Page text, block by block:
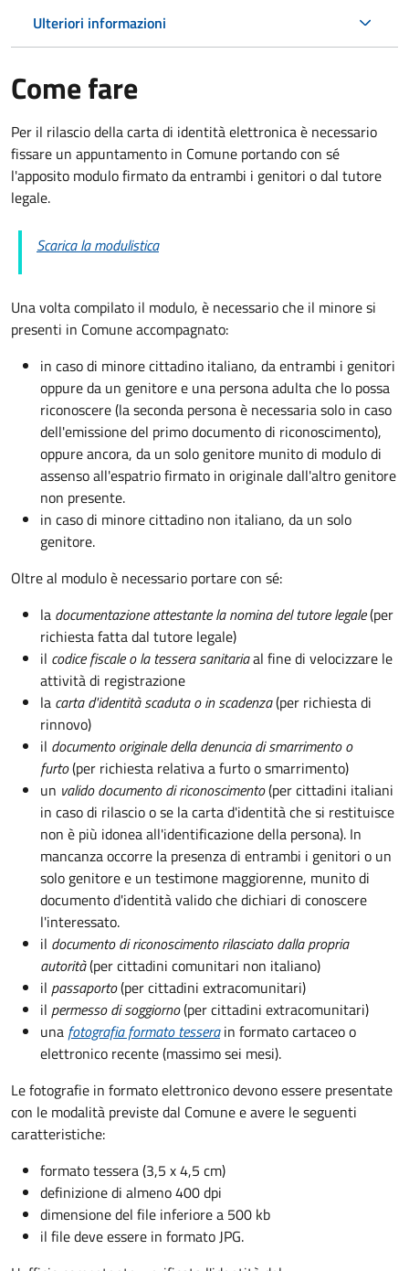
Ulteriori informazioni
Come fare
Per il rilascio della carta di identità elettronica è necessario
fissare un appuntamento in Comune portando con sé
l'apposito modulo firmato da entrambi i genitori o dal tutore
legale.
Scarica la modulistica
Una volta compilato il modulo, è necessario che il minore si
presenti in Comune accompagnato:
in caso di minore cittadino italiano, da entrambi i genitori
oppure da un genitore e una persona adulta che lo possa
riconoscere (la seconda persona è necessaria solo in caso
dell'emissione del primo documento di riconoscimento),
oppure ancora, da un solo genitore munito di modulo di
assenso all'espatrio firmato in originale dall'altro genitore
non presente.
in caso di minore cittadino non italiano, da un solo
genitore.
Oltre al modulo è necessario portare con sé:
la documentazioneattestante la nomina del tutore legale(per
richiesta fatta dal tutore legale)
il codice fiscale o la tessera sanitariaal fine di velocizzare le
attività di registrazione
la carta d'identità scaduta o in scadenza(per richiesta di
rinnovo)
il documento originale della denuncia di smarrimento o
furto(per richiesta relativa a furto o smarrimento)
un valido documento di riconoscimento(per cittadini italiani
in caso di rilascio o se la carta d'identità che si restituisce
non è più idonea all'identificazione della persona). In
mancanza occorre la presenza di entrambi i genitori o un
solo genitore e un testimone maggiorenne, munito di
documento d'identità valido che dichiari di conoscere
l'interessato.
il documento di riconoscimento rilasciato dalla propria
autorità(per cittadini comunitari non italiano)
il passaporto(per cittadini extracomunitari)
il permesso di soggiorno(per cittadini extracomunitari)
una fotografia formato tessera in formato cartaceo o
elettronico recente (massimo sei mesi).
Le fotografie in formato elettronico devono essere presentate
con le modalità previste dal Comune e avere le seguenti
caratteristiche:
formato tessera (3,5 x 4,5 cm)
definizione di almeno 400 dpi
dimensione del file inferiore a 500 kb
il file deve essere in formato JPG.